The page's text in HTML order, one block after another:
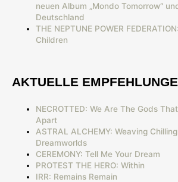
neuen Album „Mondo Tomorrow“
Deutschland
THE NEPTUNE POWER
Children
AKTUELLE
NECROTTED: We Are The Gods
Apart
ASTRAL ALCHEMY: Weaving
Dreamworlds
CEREMONY: Tell Me Your Dream
PROTEST THE HERO: Within
IRR: Remains Remain